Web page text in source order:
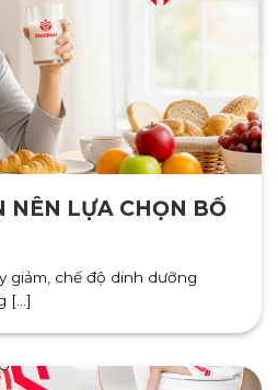
NÊN LỰA CHỌN BỔ
giảm, chế độ dinh dưỡng
[...]